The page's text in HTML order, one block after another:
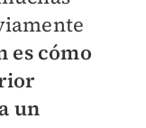
es cómo
un